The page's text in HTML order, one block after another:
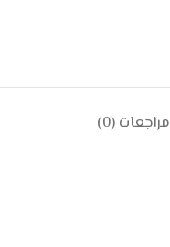
مراجعات (0)